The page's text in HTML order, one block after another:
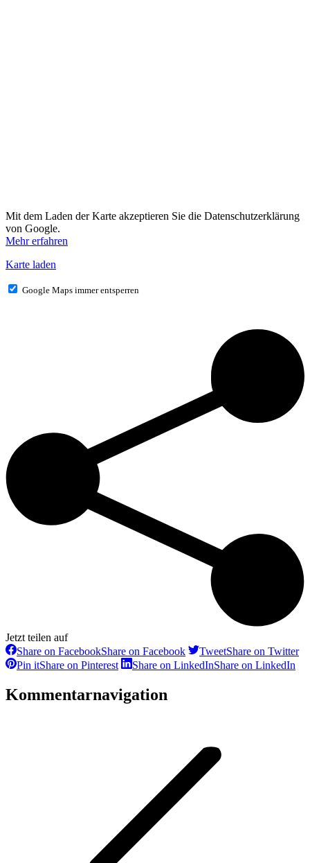
Mit dem Laden der Karte akzeptieren Sie die Datenschutzerklärung
von Google.
Mehr erfahren
Karte laden
Google Maps immer entsperren
Jetzt teilen auf
Share on FacebookShare on Facebook TweetShare on Twitter
Pin itShare on Pinterest Share on LinkedInShare on LinkedIn
Kommentarnavigation